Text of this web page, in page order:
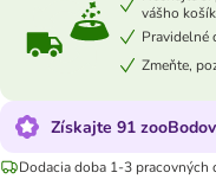
vášho
Pravidelné
Zmeňte,
Získajte 91
Dodacia doba 1-3 pracovných